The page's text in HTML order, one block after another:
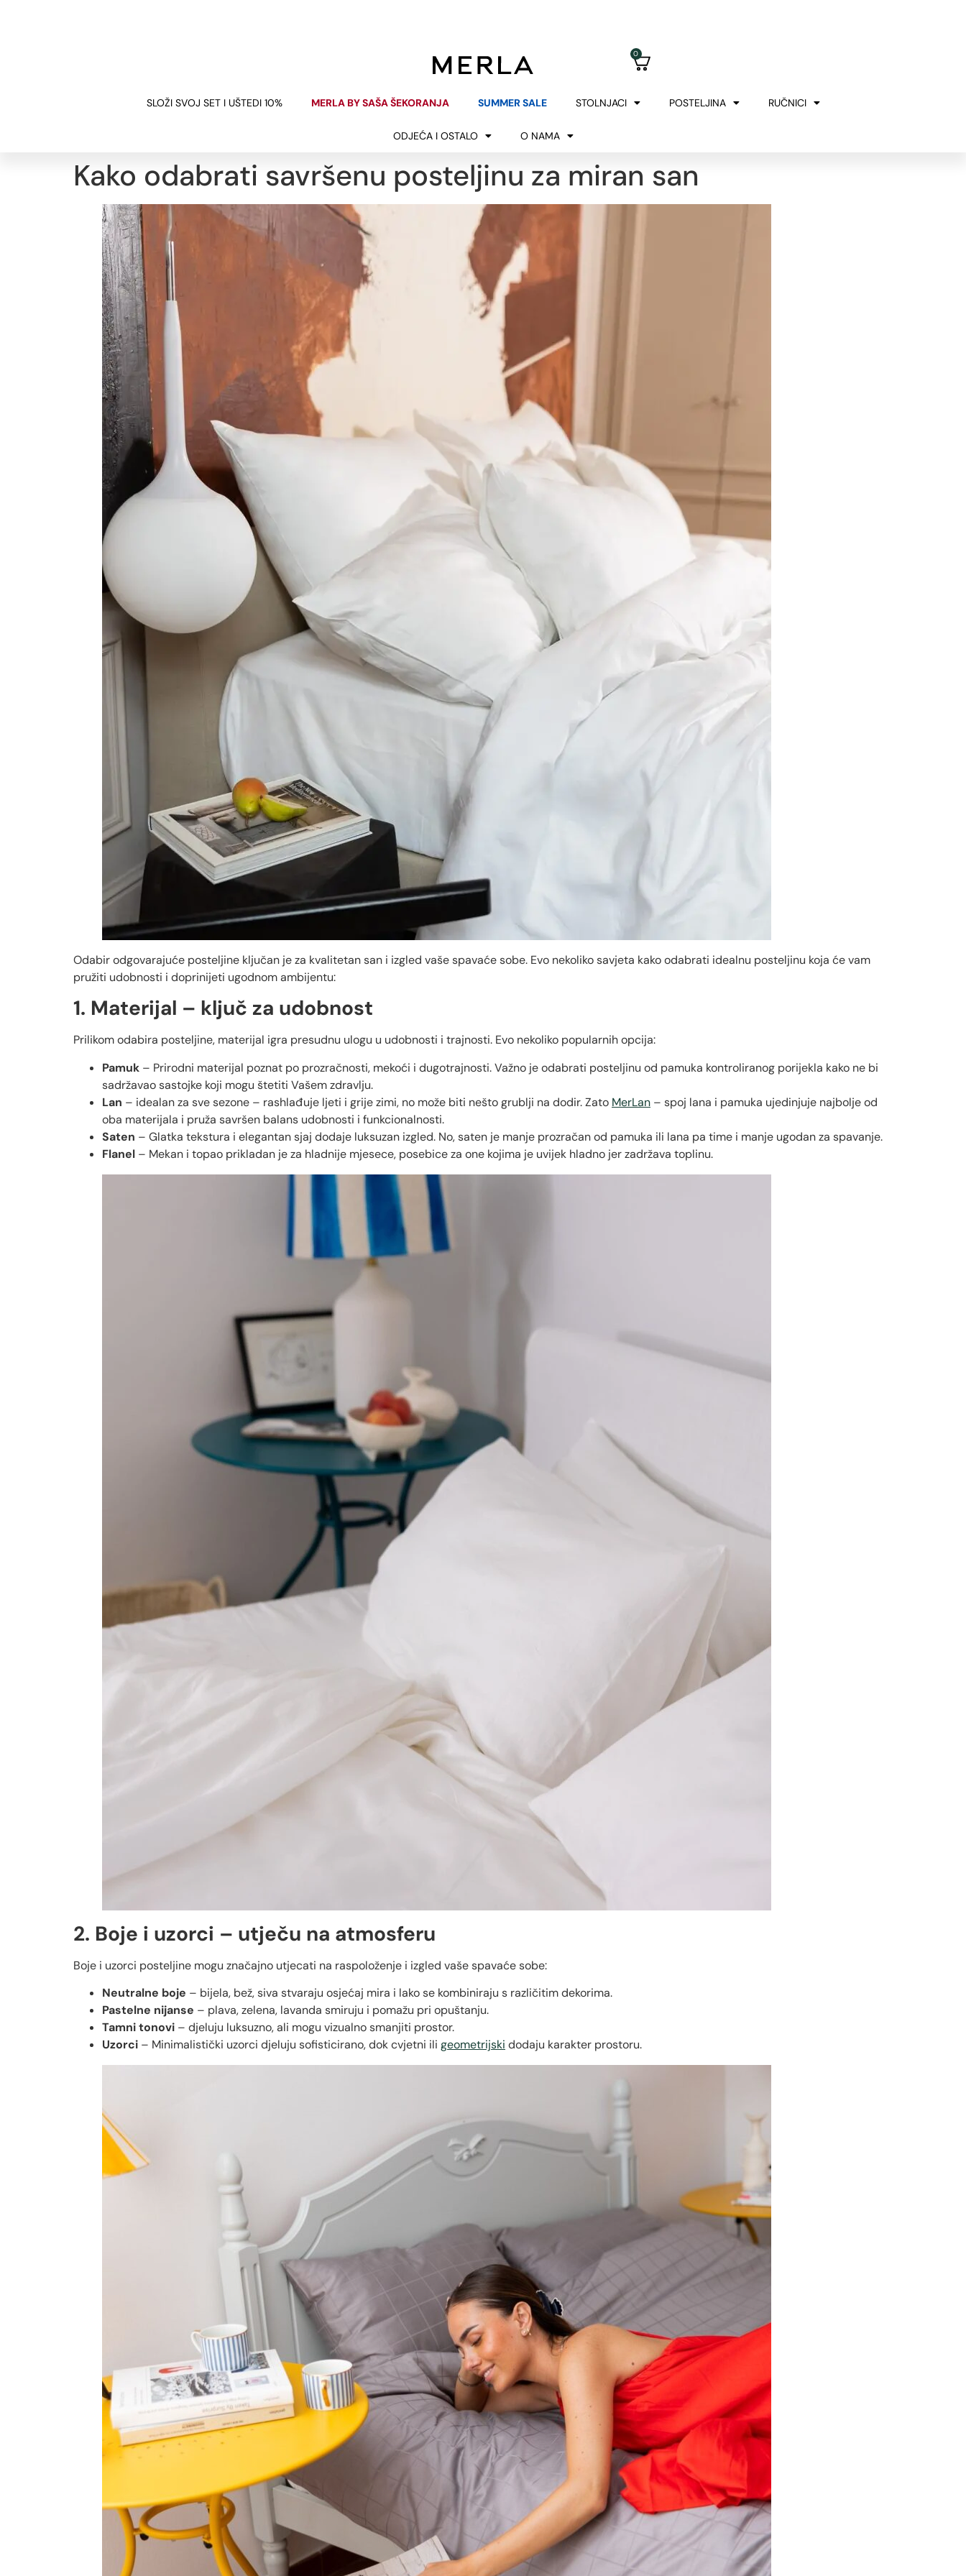
0
SLOŽI SVOJ SET I UŠTEDI 10% MERLA BY SAŠA ŠEKORANJA SUMMER SALE STOLNJACI POSTELJINA RUČNICI
ODJEĆA I OSTALO O NAMA
Kako odabrati savršenu posteljinu za miran san
Odabir odgovarajuće posteljine ključan je za kvalitetan san i izgled vaše spavaće sobe. Evo nekoliko savjeta kako odabrati idealnu posteljinu koja će vam
pružiti udobnosti i doprinijeti ugodnom ambijentu:
1. Materijal – ključ za udobnost
Prilikom odabira posteljine, materijal igra presudnu ulogu u udobnosti i trajnosti. Evo nekoliko popularnih opcija:
Pamuk – Prirodni materijal poznat po prozračnosti, mekoći i dugotrajnosti. Važno je odabrati posteljinu od pamuka kontroliranog porijekla kako ne bi
sadržavao sastojke koji mogu štetiti Vašem zdravlju.
Lan – idealan za sve sezone – rashlađuje ljeti i grije zimi, no može biti nešto grublji na dodir. Zato MerLan – spoj lana i pamuka ujedinjuje najbolje od
oba materijala i pruža savršen balans udobnosti i funkcionalnosti.
Saten – Glatka tekstura i elegantan sjaj dodaje luksuzan izgled. No, saten je manje prozračan od pamuka ili lana pa time i manje ugodan za spavanje.
Flanel – Mekan i topao prikladan je za hladnije mjesece, posebice za one kojima je uvijek hladno jer zadržava toplinu.
2. Boje i uzorci – utječu na atmosferu
Boje i uzorci posteljine mogu značajno utjecati na raspoloženje i izgled vaše spavaće sobe:
Neutralne boje – bijela, bež, siva stvaraju osjećaj mira i lako se kombiniraju s različitim dekorima.
Pastelne nijanse – plava, zelena, lavanda smiruju i pomažu pri opuštanju.
Tamni tonovi – djeluju luksuzno, ali mogu vizualno smanjiti prostor.
Uzorci – Minimalistički uzorci djeluju sofisticirano, dok cvjetni ili geometrijski dodaju karakter prostoru.